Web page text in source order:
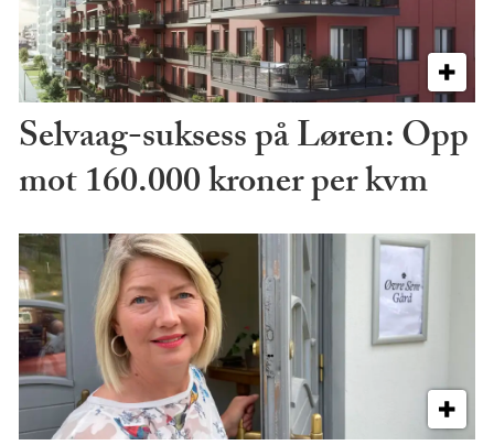
Selvaag-suksess på Løren: Opp
mot 160.000 kroner per kvm